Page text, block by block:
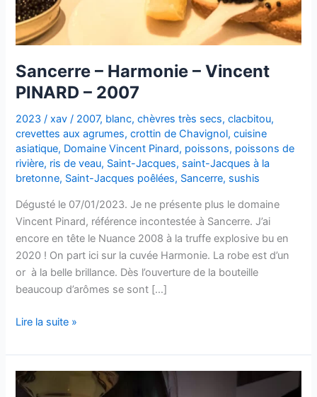
Sancerre – Harmonie – Vincent
PINARD – 2007
2023 /xav/ 2007, blanc,chèvres très secs,clacbitou,
crevettes aux agrumes,crottin de Chavignol,cuisine
asiatique, Domaine Vincent Pinard, poissons, poissons de
rivière, ris de veau, Saint-Jacques, saint-Jacques à la
bretonne, Saint-Jacques poêlées, Sancerre, sushis
Dégusté le 07/01/2023. Je ne présente plus le domaine
Vincent Pinard, référence incontestée à Sancerre. J’ai
encore en tête le Nuance 2008 à la truffe explosive bu en
2020 ! On part ici sur la cuvée Harmonie. La robe est d’un
or à la belle brillance. Dès l’ouverture de la bouteille
beaucoup d’arômes se sont […]
Sancerre
Harmonie
–
Vincent
Lire la suite »